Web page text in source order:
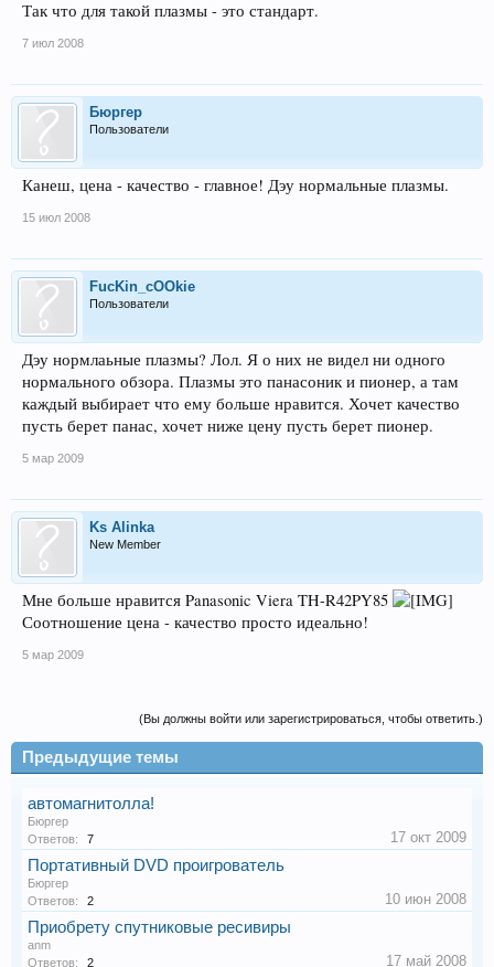
Так что для такой плазмы - это стандарт.
7 июл 2008
Бюргер
Пользователи
Канеш, цена - качество - главное! Дэу нормальные плазмы.
15 июл 2008
FucKin_cOOkie
Пользователи
Дэу нормлаьные плазмы? Лол. Я о них не видел ни одного
нормального обзора. Плазмы это панасоник и пионер, а там
каждый выбирает что ему больше нравится. Хочет качество
пусть берет панас, хочет ниже цену пусть берет пионер.
5 мар 2009
Ks Alinka
New Member
Мне больше нравится Panasonic Viera TH-R42PY85
Соотношение цена - качество просто идеально!
5 мар 2009
(Вы должны войти или зарегистрироваться, чтобы ответить.)
Предыдущие темы
автомагнитолла!
Бюргер
Ответов:
7 17 окт 2009
Портативный DVD проигрователь
Бюргер
Ответов:
2 10 июн 2008
Приобрету спутниковые ресивиры
anm
Ответов:
2 17 май 2008